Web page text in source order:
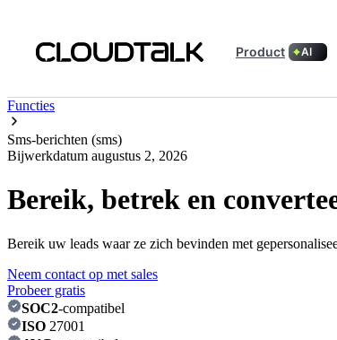
Product AI
Functies
Sms-berichten (sms)
Bijwerkdatum augustus 2, 2026
Bereik, betrek en
Bereik uw leads waar ze zich bevinden met
Neem contact op met sales
Probeer gratis
SOC2-compatibel
ISO 27001